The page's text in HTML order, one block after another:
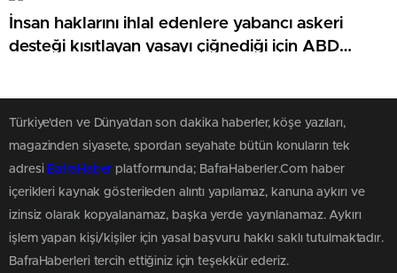
İnsan haklarını ihlal edenlere yabancı askeri
desteği kısıtlayan yasayı çiğnediği için ABD
Türkiye'den ve Dünya’dan son dakika haberler, köşe yazıları,
magazinden siyasete, spordan seyahate bütün konuların tek
adresi BafraHaber platformunda; BafraHaberler.Com haber
içerikleri kaynak gösterileden alıntı yapılamaz, kanuna aykırı ve
izinsiz olarak kopyalanamaz, başka yerde yayınlanamaz. Aykırı
işlem yapan kişi/kişiler için yasal başvuru hakkı saklı tutulmaktadır.
BafraHaberleri tercih ettiğiniz için teşekkür ederiz.